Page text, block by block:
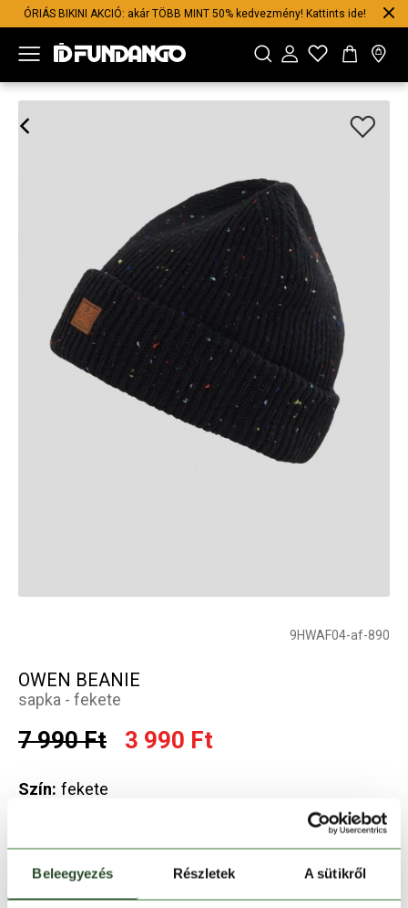
Beleegyezés Részletek A sütikről
ÓRIÁS BIKINI AKCIÓ: akár TÖBB MINT 50% kedvezmény! Kattints ide!
9HWAF04-af-890
OWEN BEANIE
sapka - fekete
7 990 Ft 3 990 Ft
Szín: fekete